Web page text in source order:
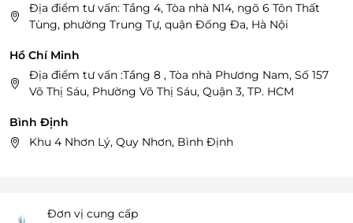
Địa điểm tư vấn: Tầng 4, Tòa nhà N14, ngõ 6 Tôn Thất
Tùng, phường Trung Tự, quận Đống Đa, Hà Nội
Hồ Chí Minh
Địa điểm tư vấn :Tầng 8 , Tòa nhà Phương Nam, Số 157
Võ Thị Sáu, Phường Võ Thị Sáu, Quận 3, TP. HCM
Bình Định
Khu 4 Nhơn Lý, Quy Nhơn, Bình Định
Đơn vị cung cấp